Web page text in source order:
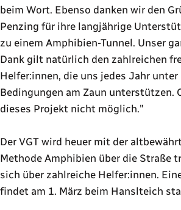
beim Wort. Ebenso danken wir den
Penzing für ihre langjährige
zu einem Amphibien-Tunnel. Unser
Dank gilt natürlich den zahlreichen
Helfer:innen, die uns jedes Jahr
Bedingungen am Zaun unterstützen.
dieses Projekt nicht möglich."
Der VGT wird heuer mit der
Methode Amphibien über die Straße
sich über zahlreiche Helfer:innen.
findet am 1. März beim Hanslteich